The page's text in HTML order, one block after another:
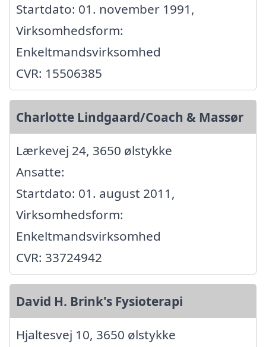
Startdato: 01. november 1991,
Virksomhedsform:
Enkeltmandsvirksomhed
CVR: 15506385
Charlotte Lindgaard/Coach & Massør
Lærkevej 24, 3650 ølstykke
Ansatte:
Startdato: 01. august 2011,
Virksomhedsform:
Enkeltmandsvirksomhed
CVR: 33724942
David H. Brink's Fysioterapi
Hjaltesvej 10, 3650 ølstykke